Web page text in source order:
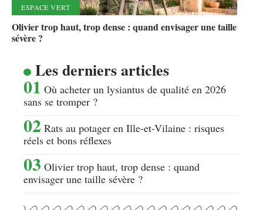
ESPACE VERT
Olivier trop haut, trop dense : quand envisager une taille
sévère ?
Les derniers articles
Où acheter un lysiantus de qualité en 2026
sans se tromper ?
Rats au potager en Ille-et-Vilaine : risques
réels et bons réflexes
Olivier trop haut, trop dense : quand
envisager une taille sévère ?